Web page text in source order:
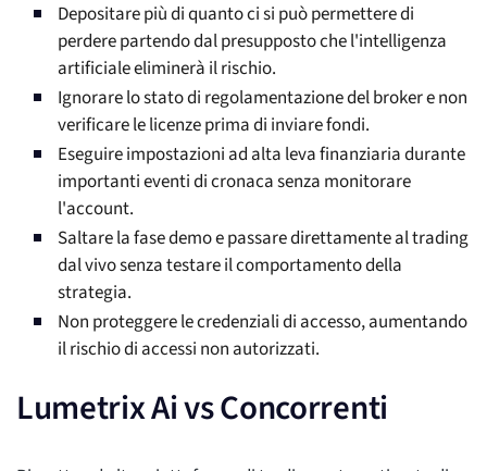
Depositare più di quanto ci si può permettere di
perdere partendo dal presupposto che l'intelligenza
artificiale eliminerà il rischio.
Ignorare lo stato di regolamentazione del broker e non
verificare le licenze prima di inviare fondi.
Eseguire impostazioni ad alta leva finanziaria durante
importanti eventi di cronaca senza monitorare
l'account.
Saltare la fase demo e passare direttamente al trading
dal vivo senza testare il comportamento della
strategia.
Non proteggere le credenziali di accesso, aumentando
il rischio di accessi non autorizzati.
Lumetrix Ai vs Concorrenti